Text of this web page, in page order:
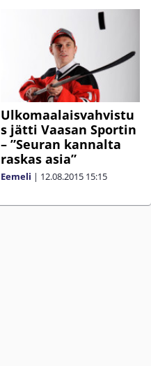
Ulkomaalaisvahvistu
s jätti Vaasan Sportin
– ”Seuran kannalta
raskas asia”
Eemeli | 12.08.2015 15:15